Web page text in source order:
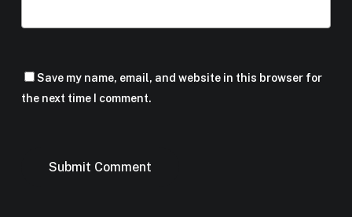
Save my name, email, and website in this browser for
the next time I comment.